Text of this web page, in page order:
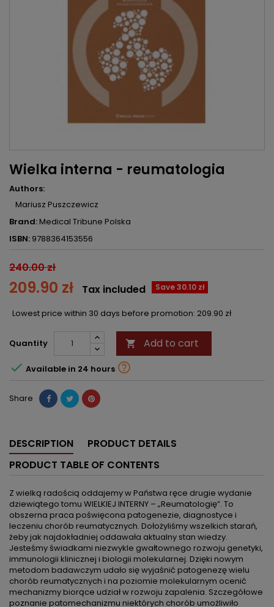
Wielka interna - reumatologia
Authors:
Mariusz Puszczewicz
Brand:Medical Tribune Polska
ISBN: 9788364153556
240.00 zł
209.90 zł Save 30.10 zł
Tax included
Lowest price within 30 days before promotion: 209.90 zł
Quantity  Add to cart
 Available in 24 hours 
Share
DESCRIPTION
PRODUCT DETAILS
PRODUCT TABLE OF CONTENTS
Z wielką radością oddajemy w Państwa ręce drugie wydanie
dziewiątego tomu WIELKIEJ INTERNY – „Reumatologię”. To
obszerna praca poświęcona patogenezie, diagnostyce i
leczeniu chorób reumatycznych. Dołożyliśmy wszelkich starań,
żeby jak najdokładniej oddawała aktualny stan wiedzy.
Jesteśmy świadkami niezwykle gwałtownego rozwoju genetyki,
immunologii klinicznej i biologii molekularnej. Dzięki nowym
metodom badawczym udało się wyjaśnić patogenezę wielu
chorób reumatycznych i na poziomie molekularnym ocenić
mechanizmy biorące udział w rozwoju zapalenia. Szczegółowe
poznanie patomechanizmu niektórych chorób umożliwiło